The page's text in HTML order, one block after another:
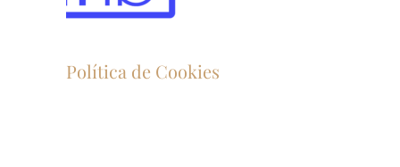
Política de Cookies